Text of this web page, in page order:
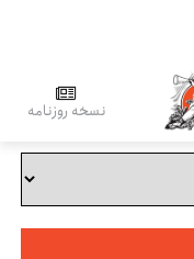
نسخه روزنامه